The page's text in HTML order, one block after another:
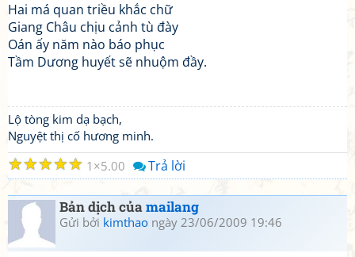
Hai má quan triều khắc chữ
Giang Châu chịu cảnh tù đày
Oán ấy năm nào báo phục
Tầm Dương huyết sẽ nhuộm đầy.
Lộ tòng kim dạ bạch,
Nguyệt thị cố hương minh.
☆
☆
☆
☆
☆ 1 5.00 Trả lời
Bản dịch củamailang
Gửi bởi kimthao ngày 23/06/2009 19:46